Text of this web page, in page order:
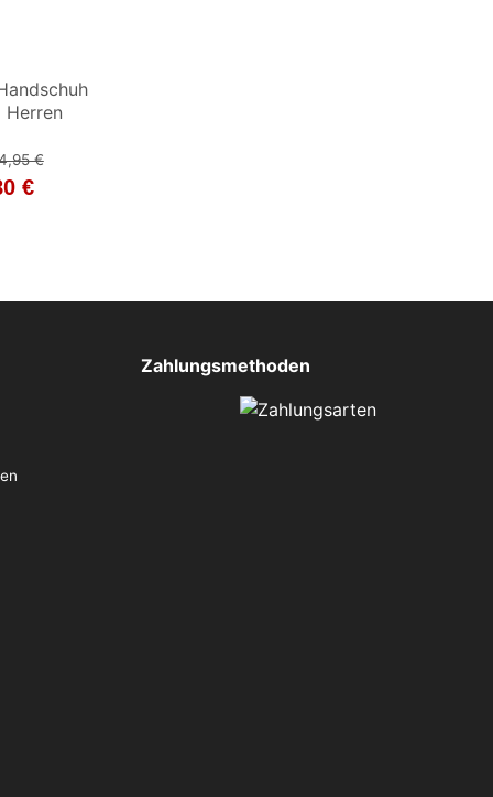
Herren
€
€
Zahlungsmethoden